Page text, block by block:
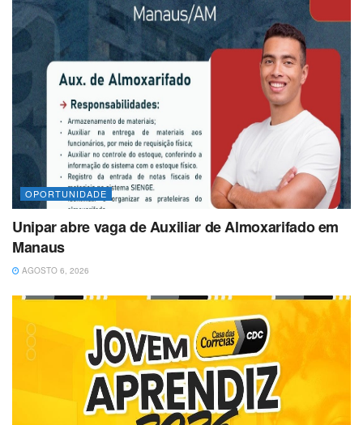
OPORTUNIDADE
Unipar abre vaga de Auxiliar de Almoxarifado em
Manaus
AGOSTO 6, 2026